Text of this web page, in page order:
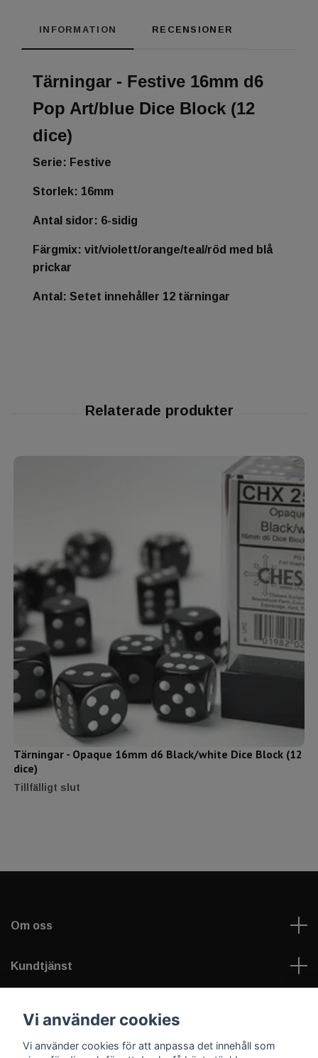
INFORMATION RECENSIONER
Tärningar - Festive 16mm d6
Pop Art/blue Dice Block (12
dice)
Serie: Festive
Storlek: 16mm
Antal sidor: 6-sidig
Färgmix: vit/violett/orange/teal/röd med blå
prickar
Antal: Setet innehåller 12 tärningar
Tärningar - Opaque 16mm d6 Black/white Dice Block (12
dice)
Tillfälligt slut
Om oss
Kundtjänst
Sociala medier
Vi använder cookies
Vi använder cookies för att anpassa det innehåll som